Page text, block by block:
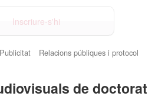
Inscriure-s'hi
Publicitat
Relacions públiques i protocol
de doctorat